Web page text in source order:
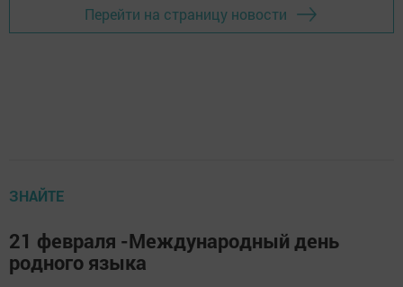
Перейти на страницу новости
ЗНАЙТЕ
21 февраля -Международный день
родного языка